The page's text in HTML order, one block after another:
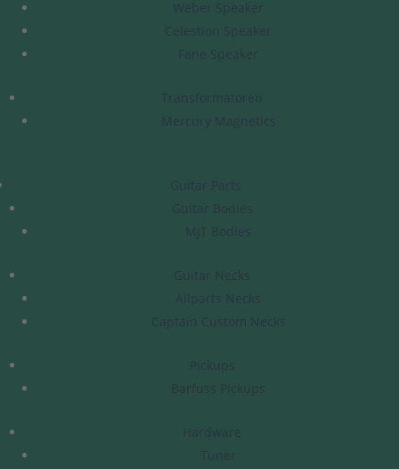
Weber Speaker
Celestion Speaker
Fane Speaker
Transformatoren
Mercury Magnetics
Guitar Parts
Guitar Bodies
MJT Bodies
Guitar Necks
Allparts Necks
Captain Custom Necks
Pickups
Barfuss Pickups
Hardware
Tuner